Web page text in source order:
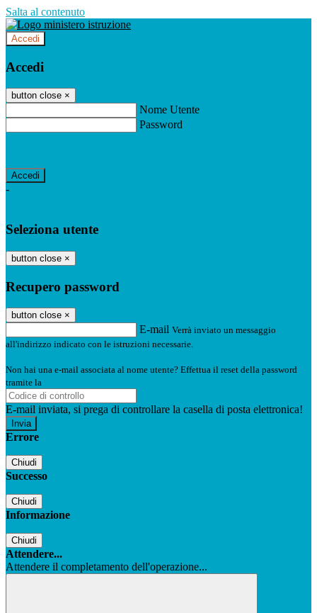
Salta al contenuto
Accedi
Accedi
button close ×
Nome Utente
Password
-
Seleziona utente
button close ×
Recupero password
button close ×
E-mail Verrà inviato un messaggio
all'indirizzo indicato con le istruzioni necessarie.
Non hai una e-mail associata al nome utente? Effettua il reset della password
tramite la
E-mail inviata, si prega di controllare la casella di posta elettronica!
Errore
Chiudi
Successo
Chiudi
Informazione
Chiudi
Attendere...
Attendere il completamento dell'operazione...